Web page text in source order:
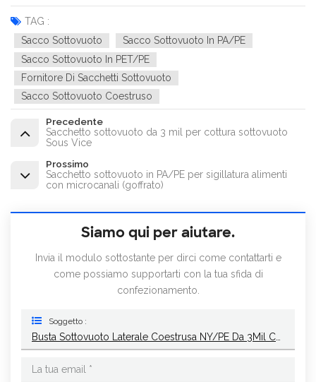
TAG :
Sacco Sottovuoto
Sacco Sottovuoto In PA/PE
Sacco Sottovuoto In PET/PE
Fornitore Di Sacchetti Sottovuoto
Sacco Sottovuoto Coestruso
Precedente
Sacchetto sottovuoto da 3 mil per cottura sottovuoto
Sous Vice
Prossimo
Sacchetto sottovuoto in PA/PE per sigillatura alimenti
con microcanali (goffrato)
Siamo qui per aiutare.
Invia il modulo sottostante per dirci come contattarti e
come possiamo supportarti con la tua sfida di
confezionamento.
Soggetto :